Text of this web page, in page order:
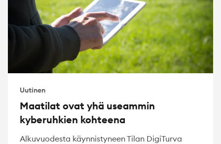
Uutinen
Maatilat ovat yhä useammin
kyberuhkien kohteena
Alkuvuodesta käynnistyneen Tilan DigiTurva